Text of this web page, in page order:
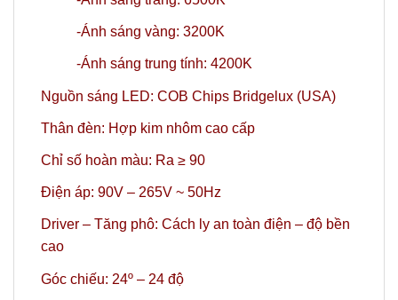
-Ánh sáng vàng: 3200K
-Ánh sáng trung tính: 4200K
Nguồn sáng LED: COB Chips Bridgelux (USA)
Thân đèn: Hợp kim nhôm cao cấp
Chỉ số hoàn màu: Ra ≥ 90
Điện áp: 90V – 265V ~ 50Hz
Driver – Tăng phô: Cách ly an toàn điện – độ bền
cao
Góc chiếu: 24º – 24 độ